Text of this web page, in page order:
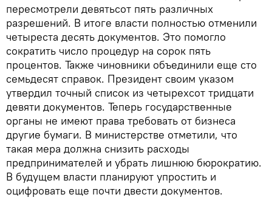
пересмотрели девятьсот пять различных
разрешений. В итоге власти полностью отменили
четыреста десять документов. Это помогло
сократить число процедур на сорок пять
процентов. Также чиновники объединили еще сто
семьдесят справок. Президент своим указом
утвердил точный список из четырехсот тридцати
девяти документов. Теперь государственные
органы не имеют права требовать от бизнеса
другие бумаги. В министерстве отметили, что
такая мера должна снизить расходы
предпринимателей и убрать лишнюю бюрократию.
В будущем власти планируют упростить и
оцифровать еще почти двести документов.